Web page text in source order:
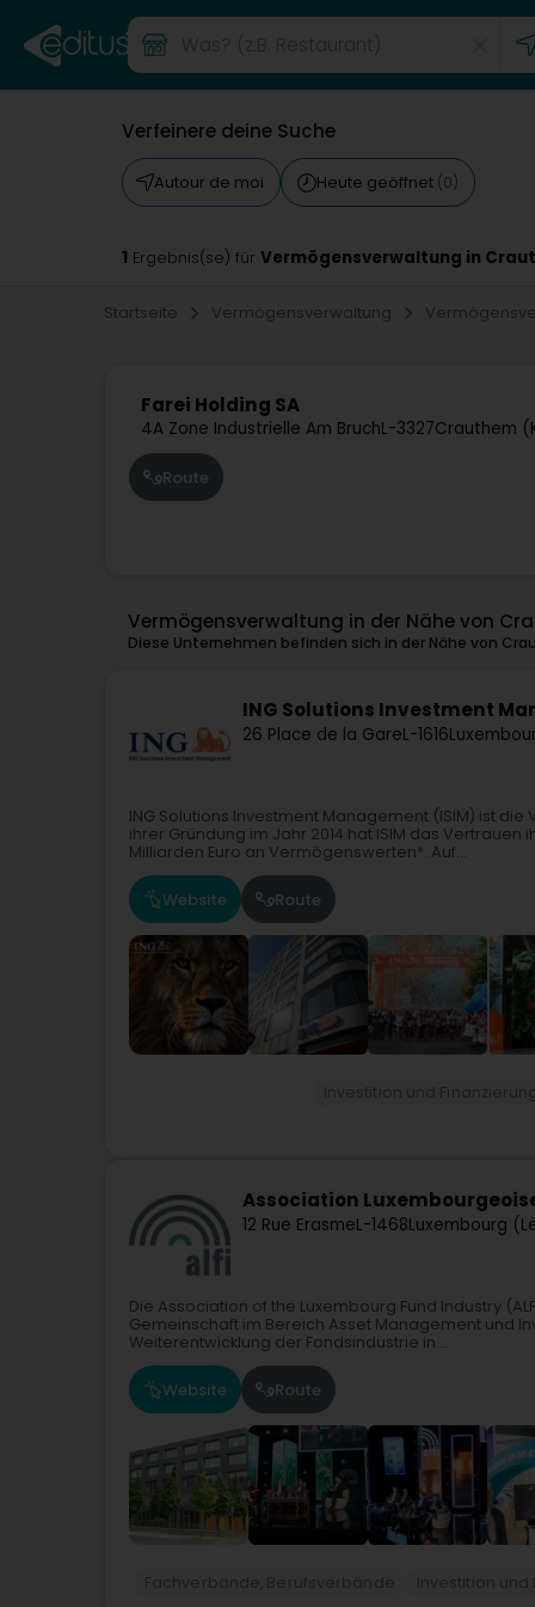
Verfeinere deine Suche
Autour de moi Heute geöffnet (0)
1 Ergebnis(se) für Vermögensverwaltung in
Startseite Vermögensverwaltung
Farei Holding SA
4A Zone Industrielle Am BruchL-3327Crauthem
Route
Vermögensverwaltung in der Nähe von
Diese Unternehmen befinden sich in der Nähe von
ING Solutions Investment
26 Place de la GareL-1616
ING Solutions Investment Management (ISIM) ist
ihrer Gründung im Jahr 2014 hat ISIM das
Milliarden Euro an Vermögenswerten*. Auf...
Website Route
Association
12 Rue ErasmeL-1468Luxembourg
Die Association of the Luxembourg Fund Industry
Gemeinschaft im Bereich Asset Management und
Weiterentwicklung der Fondsindustrie in...
Website Route